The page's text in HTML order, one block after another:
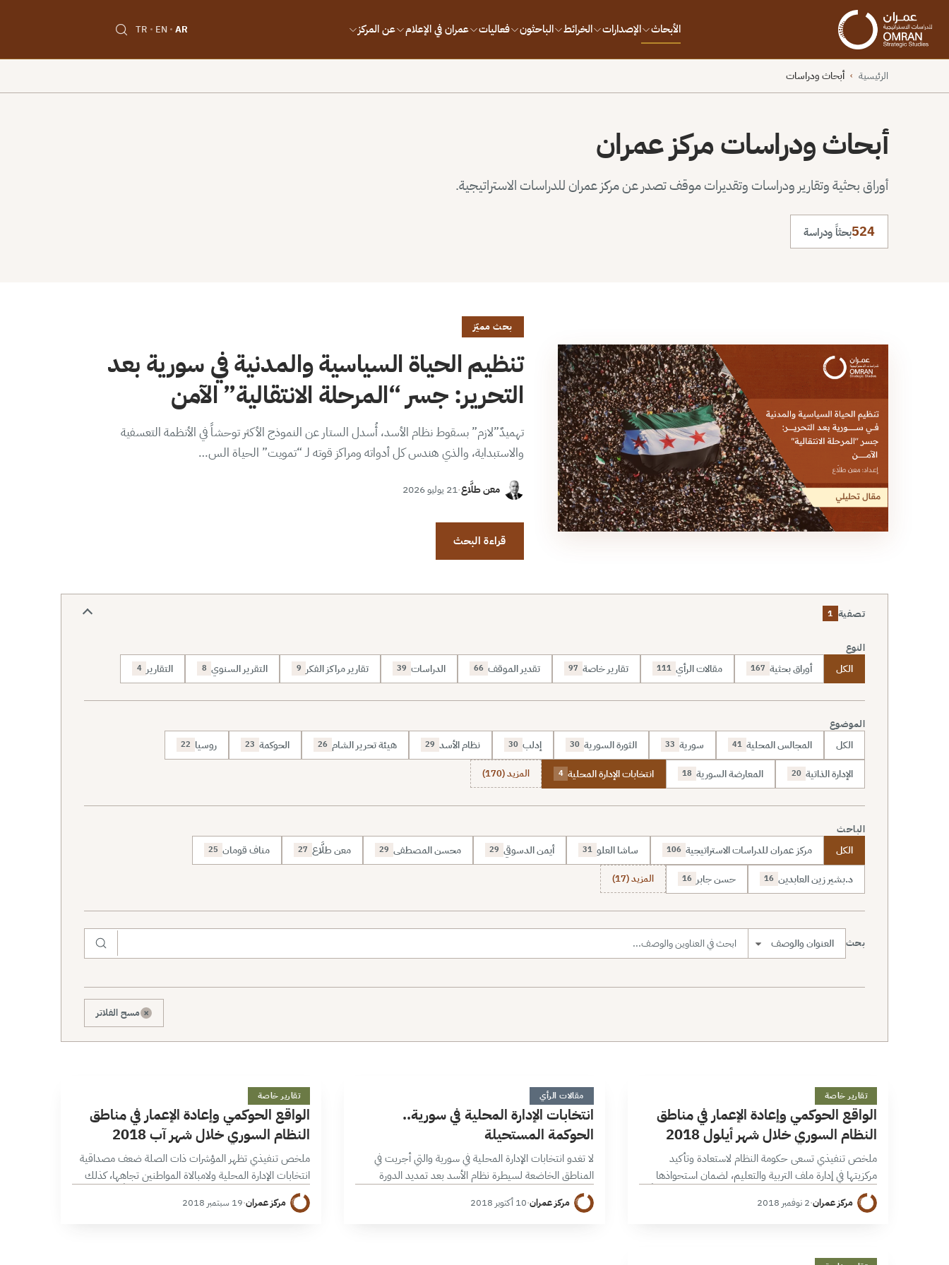
الأبحاث الإصدارات الخرائط الباحثون فعاليات عمران في الإعلام عن المركز AR
EN
TR
الرئيسية › أبحاث ودراسات
أبحاث ودراسات مركز عمران
أوراق بحثية وتقارير ودراسات وتقديرات موقف تصدر عن مركز عمران للدراسات الاستراتيجية.
524بحثاً ودراسة
بحث مميّز
تنظيم الحياة السياسية والمدنية في سورية بعد
التحرير: جسر “المرحلة الانتقالية” الآمن
تهميدٌ”لازم” بسقوط نظام الأسد، أُسدل الستار عن النموذج الأكثر توحشاً في الأنظمة التعسفية
والاستبداية، والذي هندس كل أدواته ومراكز قوته لـ “تمويت” الحياة الس…
معن طلَّاع·21 يوليو 2026
قراءة البحث
تصفية 1
النوع
الكل أوراق بحثية 167 مقالات الرأي 111 تقارير خاصة 97 تقدير الموقف 66 الدراسات 39 تقارير مراكز الفكر 9 التقرير السنوي 8 التقارير 4
الموضوع
الكل المجالس المحلية 41 سورية 33 الثورة السورية 30 إدلب 30 نظام الأسد 29 هيئة تحرير الشام 26 الحوكمة 23 روسيا 22
الإدارة الذاتية 20 المعارضة السورية 18 انتخابات الإدارة المحلية 4 المزيد (170)
الباحث
الكل مركز عمران للدراسات الاستراتيجية 106 ساشا العلو 31 أيمن الدسوقي 29 محسن المصطفى 29 معن طلَّاع 27 مناف قومان 25
د.بشير زين العابدين 16 حسن جابر 16 المزيد (17)
بحث نطاق البحث
× مسح الفلاتر
ا
32 دقائق
تقارير خاصة
الواقع الحوكمي وإعادة الإعمار في مناطق
النظام السوري خلال شهر أيلول 2018
ملخص تنفيذي تسعى حكومة النظام لاستعادة وتأكيد
مركزيتها في إدارة ملف التربية والتعليم، لضمان استحواذها
على الدعم الأممي ونشر توجهاتها، وفي مسعاها تواجه تحدياً في
مناطق الإدارة الذاتية، في حين…
مركز عمران·2 نوفمبر 2018
ا6 دقائق
مقالات الرأي
انتخابات الإدارة المحلية في سورية..
الحوكمة المستحيلة
لا تغدو انتخابات الإدارة المحلية في سورية والتي أجريت في
المناطق الخاضعة لسيطرة نظام الأسد بعد تمديد الدورة
الانتخابية للمجالس القائمة منذ انتخابات الإدارة المحلية في
ديسمبر 2011 ، لا…مركز عمران·10 أكتوبر 2018
ا
21 دقائق
تقارير خاصة
الواقع الحوكمي وإعادة الإعمار في مناطق
النظام السوري خلال شهر آب 2018
ملخص تنفيذي تظهر المؤشرات ذات الصلة ضعف مصداقية
انتخابات الإدارة المحلية ولامبالاة المواطنين تجاهها، كذلك
تفرد حزب البعث بالحصة الأكبر من المقاعد بعيداً عن حلفائه
في الجبهة الوطنية. شكل ملف…
مركز عمران·19 سبتمبر 2018
28 دقائق